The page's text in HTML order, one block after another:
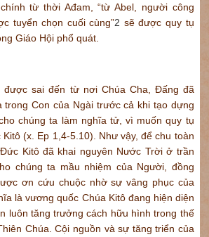
từ thời Ađam, “từ Abel, người công
tuyển chọn cuối cùng”2 sẽ được quy tụ
Giáo Hội phổ quát.
được sai đến từ nơi Chúa Cha, Đấng đã
trong Con của Ngài trước cả khi tạo dựng
chúng ta làm nghĩa tử, vì muốn quy tụ
(x. Ep 1,4-5.10). Như vậy, để chu toàn
Kitô đã khai nguyên Nước Trời ở trần
chúng ta mầu nhiệm của Người, đồng
ơn cứu chuộc nhờ sự vâng phục của
là vương quốc Chúa Kitô đang hiện diện
luôn tăng trưởng cách hữu hình trong thế
Chúa. Cội nguồn và sự tăng triển của